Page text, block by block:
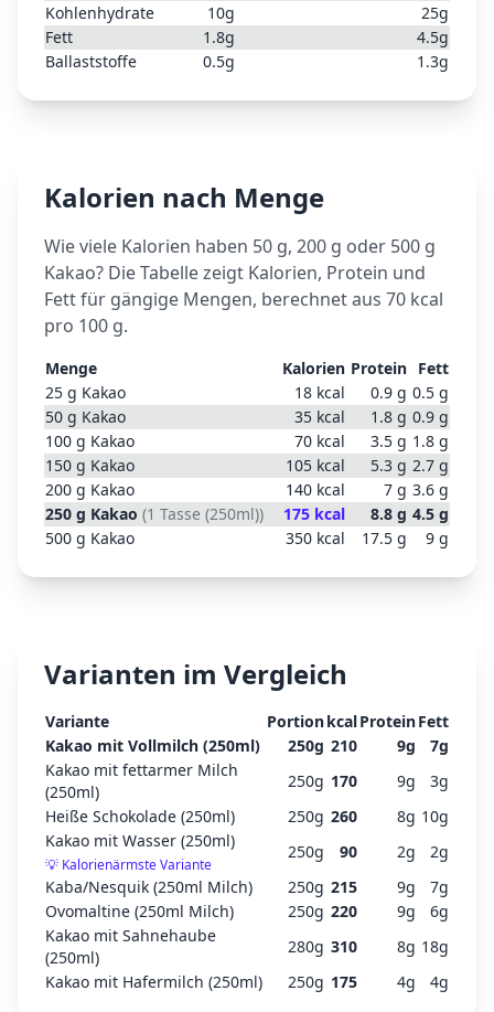
Kohlenhydrate
10g 25g
Fett
1.8g 4.5g
Ballaststoffe
0.5g 1.3g
Kalorien nach Menge
Wie viele Kalorien haben 50 g, 200 g oder 500 g
Kakao? Die Tabelle zeigt Kalorien, Protein und
Fett für gängige Mengen, berechnet aus 70 kcal
pro 100 g.
Menge Kalorien Protein Fett
25 g Kakao 18 kcal 0.9 g 0.5 g
50 g Kakao 35 kcal 1.8 g 0.9 g
100 g Kakao 70 kcal 3.5 g 1.8 g
150 g Kakao 105 kcal 5.3 g 2.7 g
200 g Kakao 140 kcal 7 g 3.6 g
250 g Kakao (1 Tasse (250ml)) 175 kcal 8.8 g 4.5 g
500 g Kakao 350 kcal 17.5 g 9 g
Varianten im Vergleich
Variante PortionkcalProteinFett
Kakao mit Vollmilch (250ml)
250g 210 9g 7g
Kakao mit fettarmer Milch
(250ml)
250g 170 9g 3g
Heiße Schokolade (250ml)
250g 260 8g 10g
Kakao mit Wasser (250ml)
💡 Kalorienärmste Variante
250g 90 2g 2g
Kaba/Nesquik (250ml Milch)
250g 215 9g 7g
Ovomaltine (250ml Milch)
250g 220 9g 6g
Kakao mit Sahnehaube
(250ml)
280g 310 8g 18g
Kakao mit Hafermilch (250ml)
250g 175 4g 4g